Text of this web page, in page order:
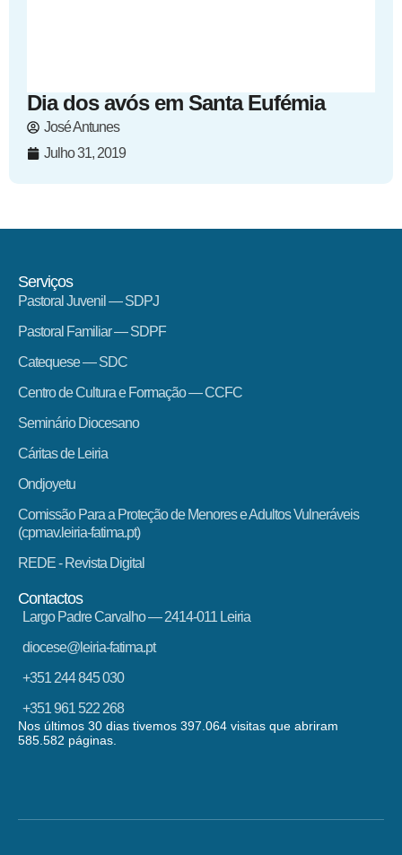
Dia dos avós em Santa Eufémia
José Antunes
Julho 31, 2019
Serviços
Pastoral Juvenil — SDPJ
Pastoral Familiar — SDPF
Catequese — SDC
Centro de Cultura e Formação — CCFC
Seminário Diocesano
Cáritas de Leiria
Ondjoyetu
Comissão Para a Proteção de Menores e Adultos Vulneráveis
(cpmav.leiria-fatima.pt)
REDE - Revista Digital
Contactos
Largo Padre Carvalho — 2414-011 Leiria
diocese@leiria-fatima.pt
+351 244 845 030
+351 961 522 268
Nos últimos 30 dias tivemos 397.064 visitas que abriram
585.582 páginas.